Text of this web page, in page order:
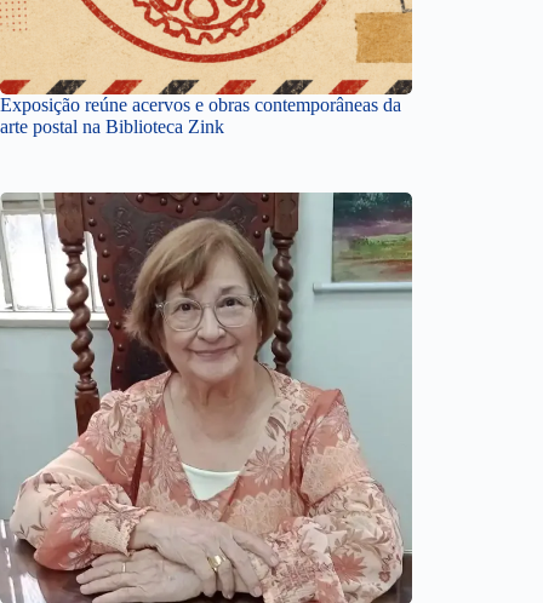
Exposição reúne acervos e obras contemporâneas da
arte postal na Biblioteca Zink